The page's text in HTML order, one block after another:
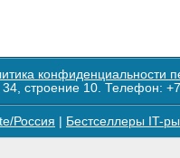
конфиденциальности
34, строение 10. Телефон:
Россия Бестселлеры IT-